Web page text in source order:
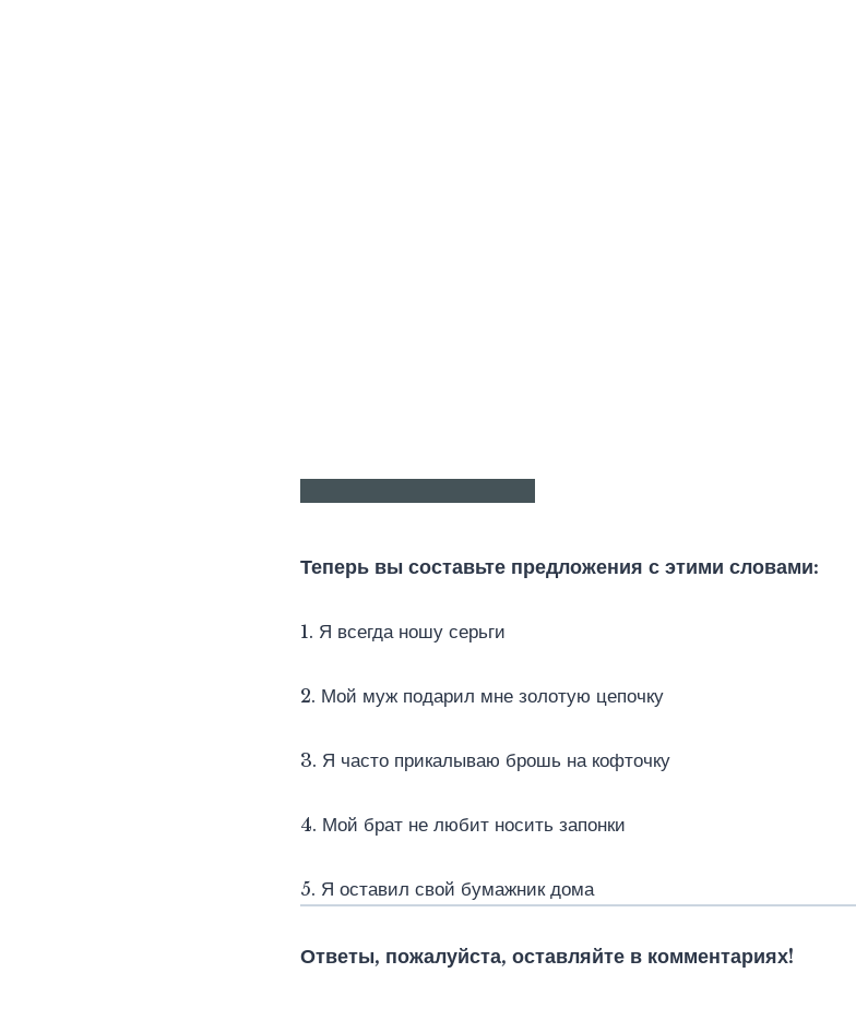
Теперь вы составьте предложения с этими словами:
1. Я всегда ношу серьги
2. Мой муж подарил мне золотую цепочку
3. Я часто прикалываю брошь на кофточку
4. Мой брат не любит носить запонки
5. Я оставил свой бумажник дома
Ответы, пожалуйста, оставляйте в комментариях!